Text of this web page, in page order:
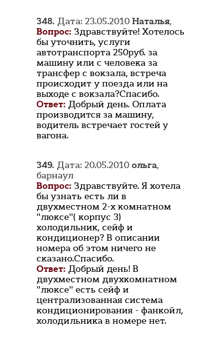
348. Дата: 23.05.2010 Наталья,
Вопрос: Здравствуйте! Хотелось
бы уточнить, услуги
автотранспорта 250руб. за
машину или с человека за
трансфер с вокзала, встреча
происходит у поезда или на
выходе с вокзала?Спасибо.
Ответ: Добрый день. Оплата
производится за машину,
водитель встречает гостей у
вагона.
349. Дата: 20.05.2010 ольга,
барнаул
Вопрос: Здравствуйте. Я хотела
бы узнать есть ли в
двухместном 2-х комнатном
"люксе"( корпус 3)
холодильник, сейф и
кондиционер? В описании
номера об этом ничего не
сказано.Спасибо.
Ответ: Добрый день! В
двухместном двухкомнатном
"люксе" есть сейф и
централизованная система
кондиционирования - фанкойл,
холодильника в номере нет.